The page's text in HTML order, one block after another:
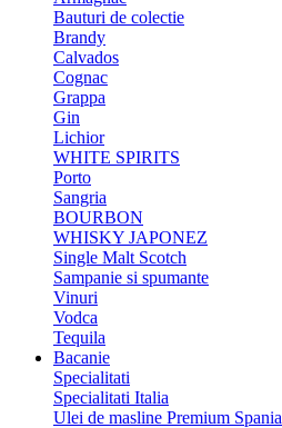
Bauturi de colectie
Brandy
Calvados
Cognac
Grappa
Gin
Lichior
WHITE SPIRITS
Porto
Sangria
BOURBON
WHISKY JAPONEZ
Single Malt Scotch
Sampanie si spumante
Vinuri
Vodca
Tequila
Bacanie
Specialitati
Specialitati Italia
Ulei de masline Premium Spania